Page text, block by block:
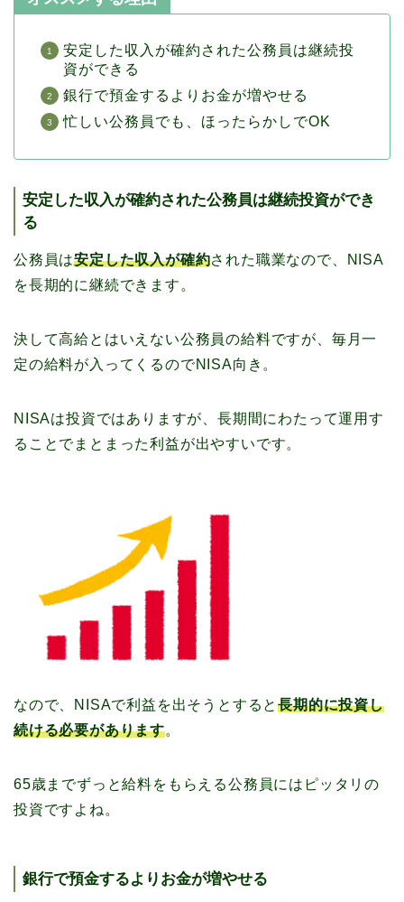
安定した収入が確約された公務員は継続投
資ができる
銀行で預金するよりお金が増やせる
忙しい公務員でも、ほったらかしでOK
安定した収入が確約された公務員は継続投資ができ
る
公務員は安定した収入が確約された職業なので、NISA
を長期的に継続できます。
決して高給とはいえない公務員の給料ですが、毎月一
定の給料が入ってくるのでNISA向き。
NISAは投資ではありますが、長期間にわたって運用す
ることでまとまった利益が出やすいです。
なので、NISAで利益を出そうとすると長期的に投資し
続ける必要があります。
65歳までずっと給料をもらえる公務員にはピッタリの
投資ですよね。
銀行で預金するよりお金が増やせる